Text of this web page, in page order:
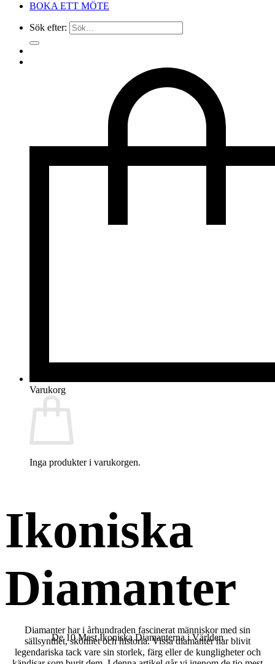
BOKA ETT MÖTE
Sök efter:
Varukorg
Inga produkter i varukorgen.
Ikoniska
Diamanter
De 10 Mest Ikoniska Diamanterna i Världen
Diamanter har i århundraden fascinerat människor med sin
sällsynthet, skönhet och historia. Vissa diamanter har blivit
legendariska tack vare sin storlek, färg eller de kungligheter och